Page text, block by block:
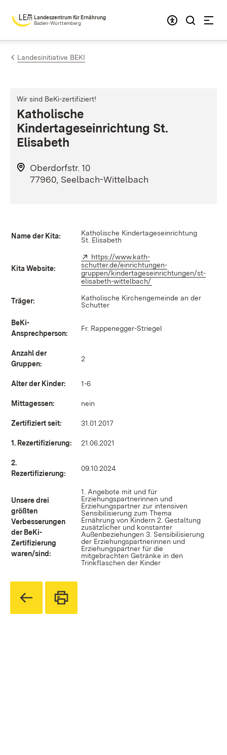
Zum Inhalt springen
Landeszentrum für Ernährung
Baden-Württemberg
Landesinitiative BEKI
Wir sind BeKi-zertifiziert!
Katholische
Kindertageseinrichtung St.
Elisabeth
Oberdorfstr. 10
77960, Seelbach-Wittelbach
Name der Kita:
Katholische Kindertageseinrichtung
St. Elisabeth
Kita Website:
Extern:
https://www.kath-
schutter.de/einrichtungen-
gruppen/kindertageseinrichtungen/st-
elisabeth-wittelbach/
Träger:
Katholische Kirchengemeinde an der
Schutter
BeKi-
Ansprechperson:
Fr. Rappenegger-Striegel
Anzahl der
Gruppen:
2
Alter der Kinder: 1-6
Mittagessen: nein
Zertifiziert seit: 31.01.2017
1. Rezertifizierung: 21.06.2021
2.
Rezertifizierung:
09.10.2024
Unsere drei
größten
Verbesserungen
der BeKi-
Zertifizierung
waren/sind:
1. Angebote mit und für
Erziehungspartnerinnen und
Erziehungspartner zur intensiven
Sensibilisierung zum Thema
Ernährung von Kindern 2. Gestaltung
zusätzlicher und konstanter
Außenbeziehungen 3. Sensibilisierung
der Erziehungspartnerinnen und
Erziehungspartner für die
mitgebrachten Getränke in den
Trinkflaschen der Kinder